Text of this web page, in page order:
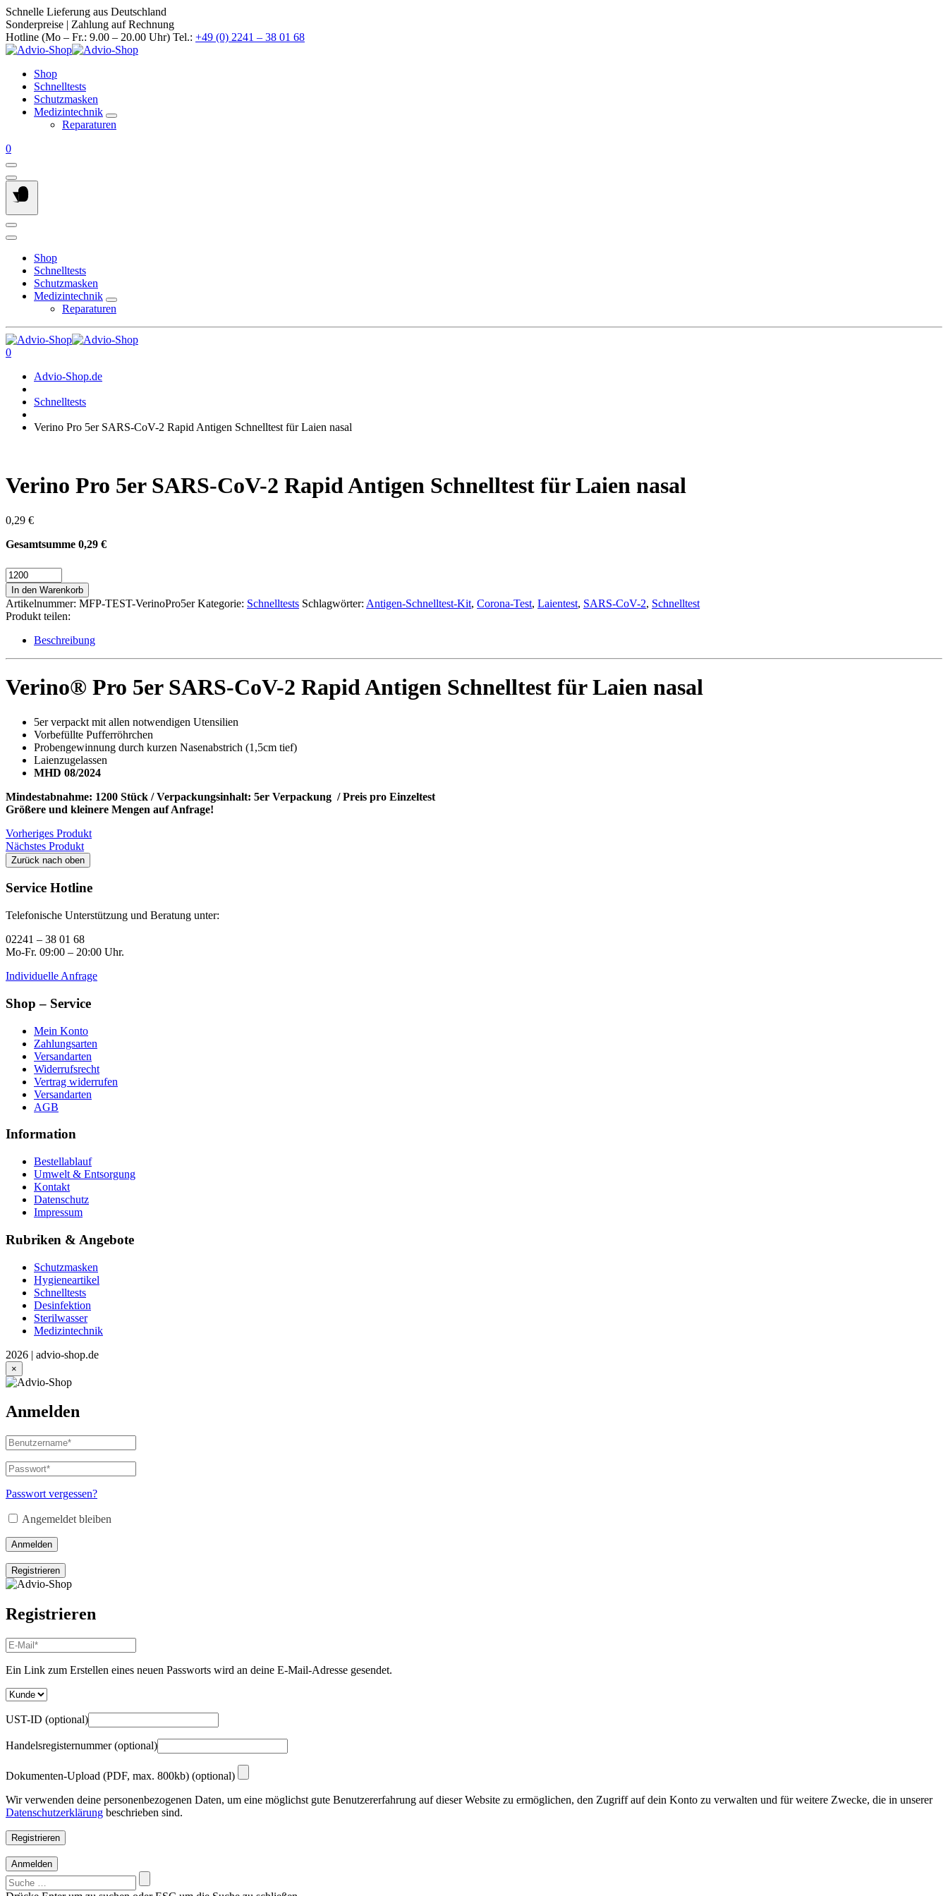
Springe
zum
Inhalt
Schnelle Lieferung aus Deutschland
Sonderpreise | Zahlung auf Rechnung
Hotline (Mo – Fr.: 9.00 – 20.00 Uhr) Tel.: +49 (0) 2241 – 38 01 68
Shop
Schnelltests
Schutzmasken
Medizintechnik
Reparaturen
0
Shop
Schnelltests
Schutzmasken
Medizintechnik
Reparaturen
0
Advio-Shop.de
Schnelltests
Verino Pro 5er SARS-CoV-2 Rapid Antigen Schnelltest für Laien nasal
Verino Pro 5er SARS-CoV-2 Rapid Antigen Schnelltest für Laien nasal
0,29 €
Gesamtsumme 0,29 €
Verino
Pro
5er
SARS-
CoV-
Antigen
für
Menge
In den Warenkorb
Artikelnummer: MFP-TEST-VerinoPro5er Kategorie: Schnelltests Schlagwörter: Antigen-Schnelltest-Kit, Corona-Test, Laientest, SARS-CoV-2, Schnelltest
Produkt teilen:
Beschreibung
Verino® Pro 5er SARS-CoV-2 Rapid Antigen Schnelltest für Laien nasal
5er verpackt mit allen notwendigen Utensilien
Vorbefüllte Pufferröhrchen
Probengewinnung durch kurzen Nasenabstrich (1,5cm tief)
Laienzugelassen
MHD 08/2024
Mindestabnahme: 1200 Stück / Verpackungsinhalt: 5er Verpackung / Preis pro Einzeltest
Größere und kleinere Mengen auf Anfrage!
Vorheriges Produkt
Nächstes Produkt
Zurück nach oben
Service Hotline
Telefonische Unterstützung und Beratung unter:
02241 – 38 01 68
Mo-Fr. 09:00 – 20:00 Uhr.
Individuelle Anfrage
Shop – Service
Mein Konto
Zahlungsarten
Versandarten
Widerrufsrecht
Vertrag widerrufen
Versandarten
AGB
Information
Bestellablauf
Umwelt & Entsorgung
Kontakt
Datenschutz
Impressum
Rubriken & Angebote
Schutzmasken
Hygieneartikel
Schnelltests
Desinfektion
Sterilwasser
Medizintechnik
2026 | advio-shop.de
×
Anmelden
Benutzername
oder
E-
Mail-
Adresse*
Passwort*
Erforderlich
Passwort vergessen?
Angemeldet bleiben
Anmelden
Registrieren
Registrieren
E-
Mail-
Adresse*
Ein Link zum Erstellen eines neuen Passworts wird an deine E-Mail-Adresse gesendet.
UST-ID (optional)
Handelsregisternummer(optional)
Dokumenten-Upload (PDF, max. 800kb) (optional)
Wir verwenden deine personenbezogenen Daten, um eine möglichst gute Benutzererfahrung auf dieser Website zu ermöglichen, den Zugriff auf dein Konto zu verwalten und für weitere Zwecke, die in unserer
Datenschutzerklärung beschrieben sind.
Registrieren
Anmelden
Suchen
nach: